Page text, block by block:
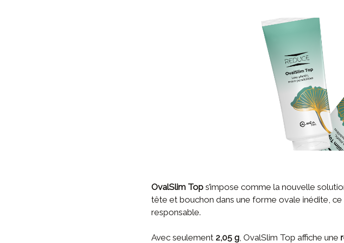
OvalSlim Top s’impose comme la nouvelle
tête et bouchon dans une forme ovale inédite,
responsable.
Avec seulement 2,05 g , OvalSlim Top affiche une